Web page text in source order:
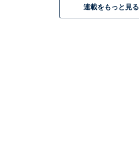
連載をもっと見る